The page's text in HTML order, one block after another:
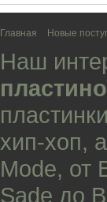
Главная Новые
Наш
хип-хоп,
Mode, от
Sade до